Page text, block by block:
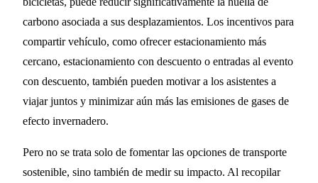
carbono asociada a sus desplazamientos. Los incentivos para
compartir vehículo, como ofrecer estacionamiento más
cercano, estacionamiento con descuento o entradas al evento
con descuento, también pueden motivar a los asistentes a
viajar juntos y minimizar aún más las emisiones de gases de
efecto invernadero.
Pero no se trata solo de fomentar las opciones de transporte
sostenible, sino también de medir su impacto. Al recopilar